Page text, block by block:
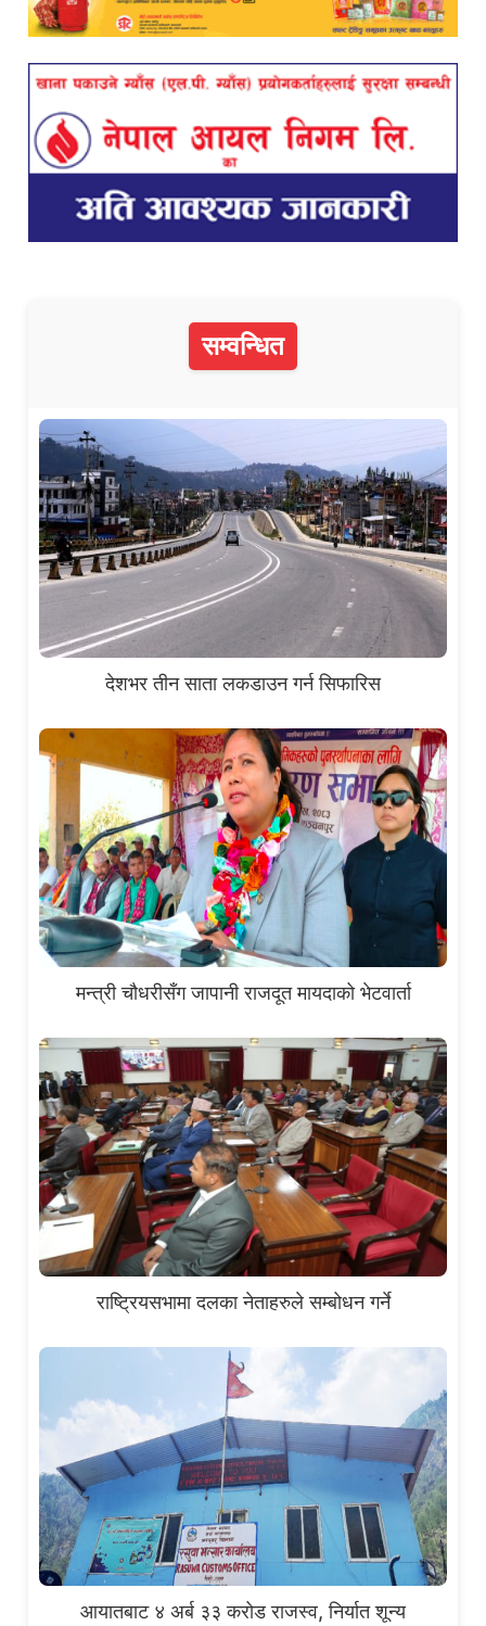
सम्वन्धित
देशभर तीन साता लकडाउन गर्न सिफारिस
मन्त्री चौधरीसँग जापानी राजदूत मायदाको भेटवार्ता
राष्ट्रियसभामा दलका नेताहरुले सम्बोधन गर्ने
आयातबाट ४ अर्ब ३३ करोड राजस्व, निर्यात शून्य